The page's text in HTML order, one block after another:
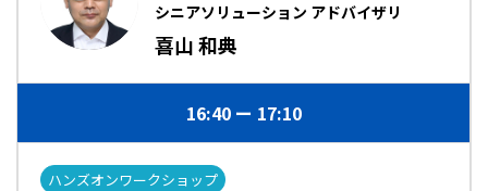
シニアソリューション アドバイザリ
喜山 和典
16:40 17:10
ハンズオンワークショップ